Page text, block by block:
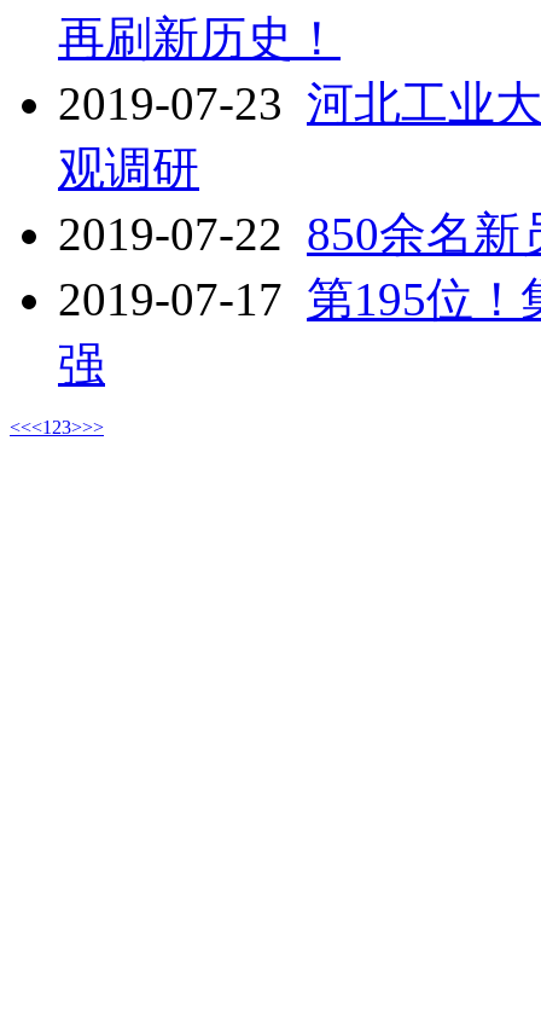
再刷新历史！
2019-07-23 河北工业
观调研
2019-07-22 850余名新
2019-07-17 第195位！
强
<<<1 23>>>